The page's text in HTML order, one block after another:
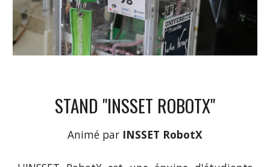
STAND "INSSET ROBOTX"
Animé par INSSET RobotX